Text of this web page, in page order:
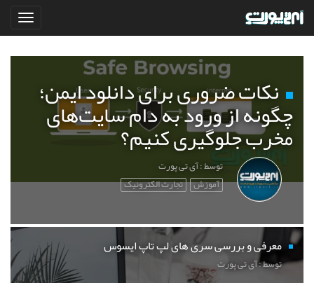
نکات ضروری برای دانلود ایمن؛
چگونه از ورود به دام سایت‌های
مخرب جلوگیری کنیم؟
توسط : آی تی پورت
آموزش تجارت الکترونیک
معرفی و بررسی سری های لپ تاپ ایسوس
توسط : آی تی پورت